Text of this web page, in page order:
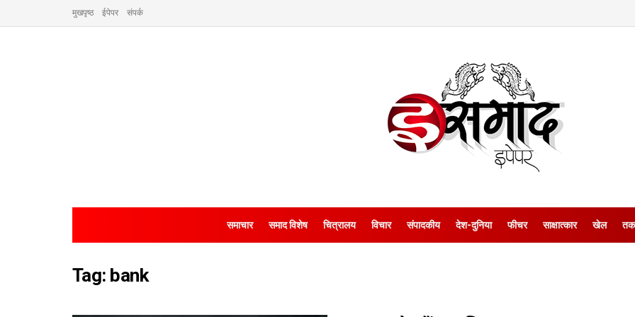
मुखपृष्ठ ईपेपर संपर्क
समाचार समाद विशेष चित्रालय विचार संपादकीय देश-दुनिया फीचर साक्षात्‍कार खेल
Tag: bank